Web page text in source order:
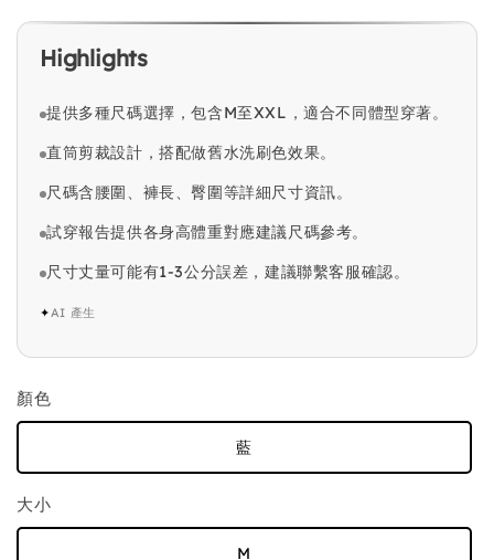
Highlights
提供多種尺碼選擇，包含M至XXL，適合不同體型穿著。
直筒剪裁設計，搭配做舊水洗刷色效果。
尺碼含腰圍、褲長、臀圍等詳細尺寸資訊。
試穿報告提供各身高體重對應建議尺碼參考。
尺寸丈量可能有1-3公分誤差，建議聯繫客服確認。
✦AI 產生
顏色
藍
大小
M